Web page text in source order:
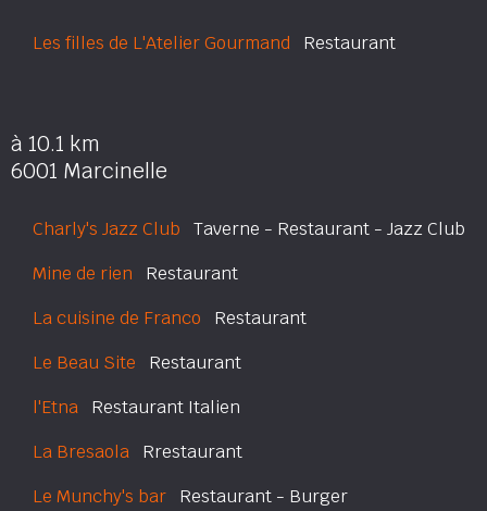
Les filles de L'Atelier Gourmand Restaurant
à 10.1 km
6001 Marcinelle
Charly's Jazz Club Taverne - Restaurant - Jazz Club
Mine de rien Restaurant
La cuisine de Franco Restaurant
Le Beau Site Restaurant
l'Etna Restaurant Italien
La Bresaola Rrestaurant
Le Munchy's bar Restaurant - Burger